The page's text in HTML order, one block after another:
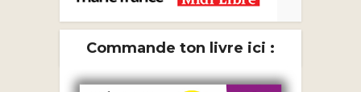
Commande ton livre ici :